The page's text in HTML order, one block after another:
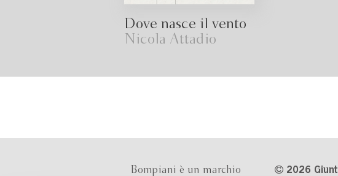
Dove nasce il vento
Nicola Attadio
Bompiani è un marchio
2026